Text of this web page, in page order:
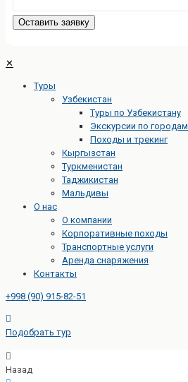
✕
Туры
Узбекистан
Туры по Узбекистану
Экскурсии по городам
Походы и трекинг
Кыргызстан
Туркменистан
Таджикистан
Мальдивы
О нас
О компании
Корпоративные походы
Транспортные услуги
Аренда снаряжения
Контакты
+998 (90) 915-82-51
Подобрать тур
Назад